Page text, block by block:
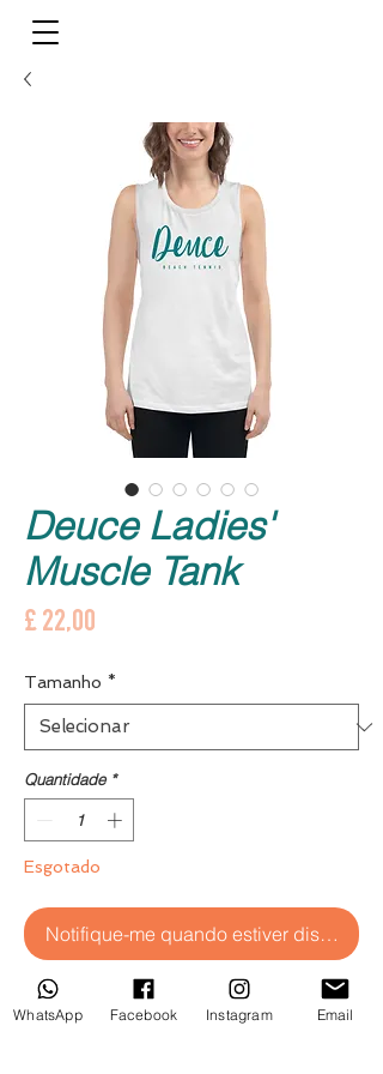
Deuce Ladies'
Muscle Tank
£ 22,00
Tamanho *
Quantidade *
Esgotado
Notifique-me quando estiver disponível
Este tanque muscular confortável é macio
WhatsApp Facebook Instagram Email